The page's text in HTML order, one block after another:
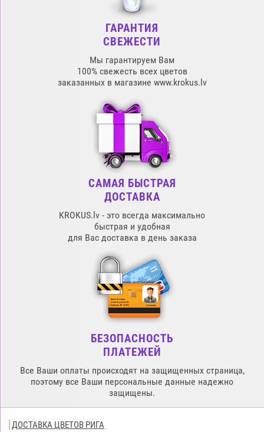
ГАРАНТИЯ
СВЕЖЕСТИ
Мы гарантируем Вам
100% свежесть всех цветов
заказанных в магазине www.krokus.lv
САМАЯ БЫСТРАЯ
ДОСТАВКА
KROKUS.lv - это всегда максимально
быстрая и удобная
для Вас доставка в день заказа
БЕЗОПАСНОСТЬ
ПЛАТЕЖЕЙ
Все Ваши оплаты происходят на защищенных страница,
поэтому все Ваши персональные данные надежно
защищены.
ДОСТАВКА ЦВЕТОВ РИГА